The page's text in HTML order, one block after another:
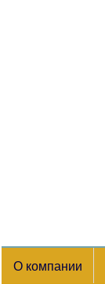
О компании